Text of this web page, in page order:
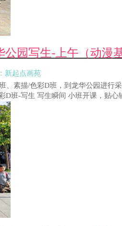
园写生-上午（动漫
起点画苑
、素描/色彩D班，到龙华公园进
D班-写生 写生瞬间 小班开课，贴心